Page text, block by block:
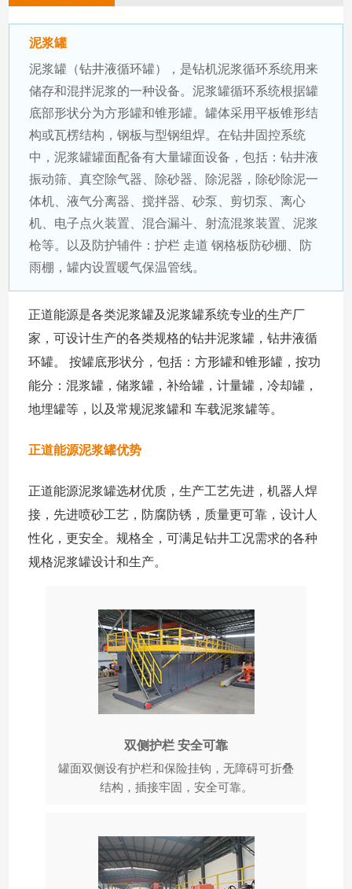
泥浆罐
泥浆罐（钻井液循环罐），是钻机泥浆循环系统用来
储存和混拌泥浆的一种设备。泥浆罐循环系统根据罐
底部形状分为方形罐和锥形罐。罐体采用平板锥形结
构或瓦楞结构，钢板与型钢组焊。在钻井固控系统
中，泥浆罐罐面配备有大量罐面设备，包括：钻井液
振动筛、真空除气器、除砂器、除泥器，除砂除泥一
体机、液气分离器、搅拌器、砂泵、剪切泵、离心
机、电子点火装置、混合漏斗、射流混浆装置、泥浆
枪等。以及防护辅件：护栏 走道 钢格板防砂棚、防
雨棚，罐内设置暖气保温管线。
正道能源是各类泥浆罐及泥浆罐系统专业的生产厂
家，可设计生产的各类规格的钻井泥浆罐，钻井液循
环罐。 按罐底形状分，包括：方形罐和锥形罐，按功
能分：混浆罐，储浆罐，补给罐，计量罐，冷却罐，
地埋罐等，以及常规泥浆罐和 车载泥浆罐等。
正道能源泥浆罐优势
正道能源泥浆罐选材优质，生产工艺先进，机器人焊
接，先进喷砂工艺，防腐防锈，质量更可靠，设计人
性化，更安全。规格全，可满足钻井工况需求的各种
规格泥浆罐设计和生产。
双侧护栏 安全可靠
罐面双侧设有护栏和保险挂钩，无障碍可折叠
结构，插接牢固，安全可靠。